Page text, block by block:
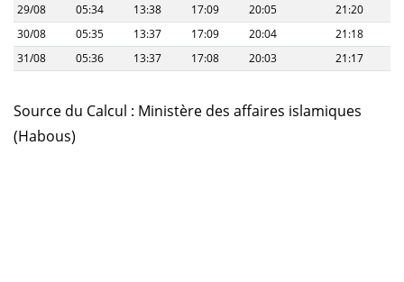
29/08
05:34 13:38 17:09 20:05
21:20
30/08
05:35 13:37 17:09 20:04
21:18
31/08
05:36 13:37 17:08 20:03 21:17
Source du Calcul : Ministère des affaires islamiques
(Habous)